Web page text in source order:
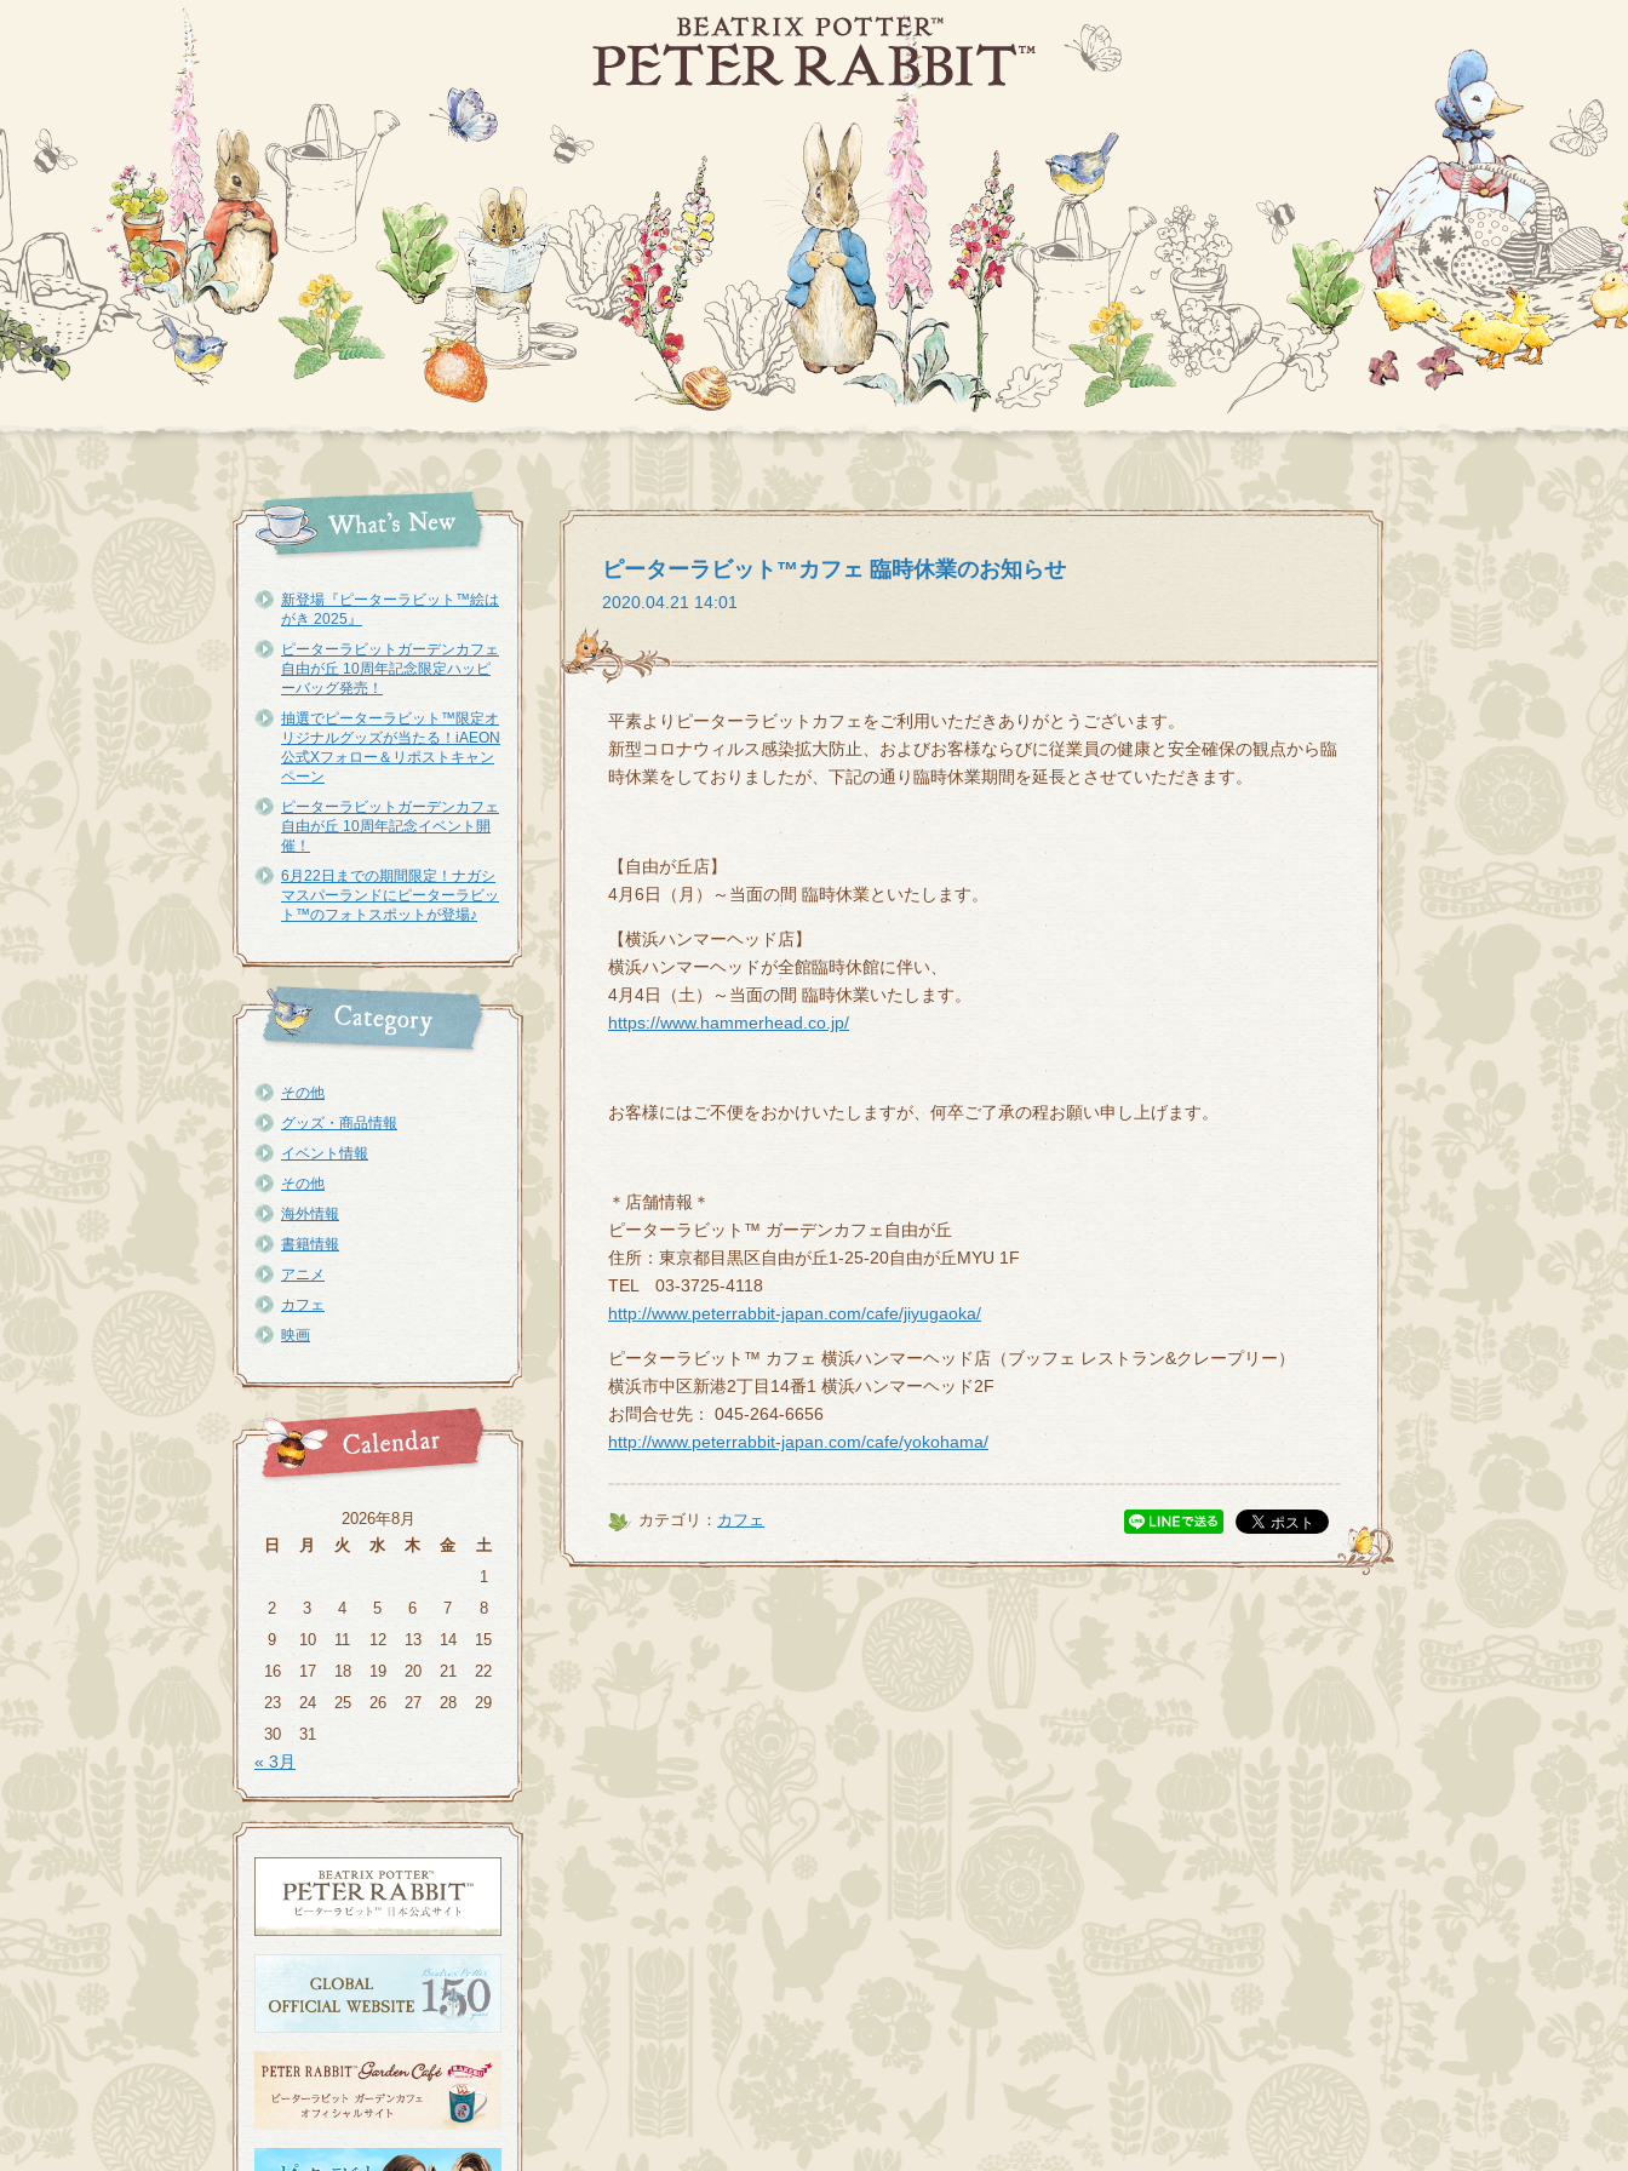
新登場『ピーターラビット™︎絵は
がき 2025』
ピーターラビットガーデンカフェ
自由が丘 10周年記念限定ハッピ
ーバッグ発売！
抽選でピーターラビット™限定オ
リジナルグッズが当たる！iAEON
公式Xフォロー＆リポストキャン
ペーン
ピーターラビットガーデンカフェ
自由が丘 10周年記念イベント開
催！
6月22日までの期間限定！ナガシ
マスパーランドにピーターラビッ
ト™のフォトスポットが登場♪
その他
グッズ・商品情報
イベント情報
その他
海外情報
書籍情報
アニメ
カフェ
映画
2026年8月
日
月 火 水 木 金
土
1
2
3 4 5 6 7
8
9
10 11 12 13 14
15
16
17 18 19 20 21
22
23
24 25 26 27 28
29
30
31
« 3月
ピーターラビット™カフェ 臨時休業のお知らせ
2020.04.21 14:01
平素よりピーターラビットカフェをご利用いただきありがとうございます。
新型コロナウィルス感染拡大防止、およびお客様ならびに従業員の健康と安全確保の観点から臨
時休業をしておりましたが、下記の通り臨時休業期間を延長とさせていただきます。
【自由が丘店】
4月6日（月）～当面の間 臨時休業といたします。
【横浜ハンマーヘッド店】
横浜ハンマーヘッドが全館臨時休館に伴い、
4月4日（土）～当面の間 臨時休業いたします。
https://www.hammerhead.co.jp/
お客様にはご不便をおかけいたしますが、何卒ご了承の程お願い申し上げます。
＊店舗情報＊
ピーターラビット™ ガーデンカフェ自由が丘
住所：東京都目黒区自由が丘1-25-20自由が丘MYU 1F
TEL 03-3725-4118
http://www.peterrabbit-japan.com/cafe/jiyugaoka/
ピーターラビット™ カフェ 横浜ハンマーヘッド店（ブッフェ レストラン&クレープリー）
横浜市中区新港2丁目14番1 横浜ハンマーヘッド2F
お問合せ先： 045-264-6656
http://www.peterrabbit-japan.com/cafe/yokohama/
カテゴリ： カフェ